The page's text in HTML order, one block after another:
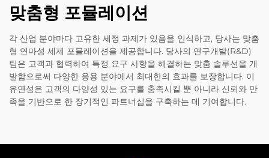
맞춤형 포뮬레이션
각 산업 분야마다 고유한 세정 과제가 있음을 인식하고, 당사는 맞춤
형 연마성 세제 포뮬레이션을 제공합니다. 당사의 연구개발(R&D)
팀은 고객과 협력하여 특정 요구 사항을 해결하는 맞춤 솔루션을 개
발함으로써 다양한 응용 분야에서 최대한의 효과를 보장합니다. 이
유연성은 고객의 다양성 있는 요구를 충족시킬 뿐 아니라 신뢰와 만
족을 기반으로 한 장기적인 파트너십을 구축하는 데 기여합니다.